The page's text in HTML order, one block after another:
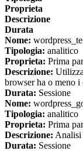
Proprieta
Descrizione
Durata
Nome:
Tipologia: analitico
Proprieta: Prima
Descrizione:
browser ha o meno
Durata: Sessione
Nome:
Tipologia: analitico
Proprieta: Prima
Descrizione: Analisi
Durata: Sessione